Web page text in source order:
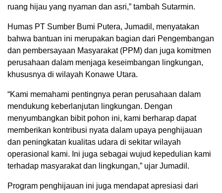
ruang hijau yang nyaman dan asri,” tambah Sutarmin.
Humas PT Sumber Bumi Putera, Jumadil, menyatakan
bahwa bantuan ini merupakan bagian dari Pengembangan
dan pembersayaan Masyarakat (PPM) dan juga komitmen
perusahaan dalam menjaga keseimbangan lingkungan,
khususnya di wilayah Konawe Utara.
“Kami memahami pentingnya peran perusahaan dalam
mendukung keberlanjutan lingkungan. Dengan
menyumbangkan bibit pohon ini, kami berharap dapat
memberikan kontribusi nyata dalam upaya penghijauan
dan peningkatan kualitas udara di sekitar wilayah
operasional kami. Ini juga sebagai wujud kepedulian kami
terhadap masyarakat dan lingkungan,” ujar Jumadil.
Program penghijauan ini juga mendapat apresiasi dari